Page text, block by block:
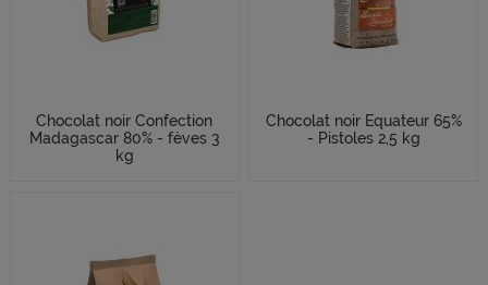
Chocolat noir Confection
Madagascar 80% - fèves 3
kg
Chocolat noir Equateur 65%
- Pistoles 2,5 kg